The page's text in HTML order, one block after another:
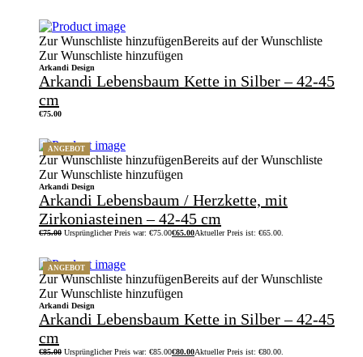
Zur Wunschliste hinzufügenBereits auf der Wunschliste
Zur Wunschliste hinzufügen
Arkandi Design
Arkandi Lebensbaum Kette in Silber – 42-45
cm
€75.00
ANGEBOT
Zur Wunschliste hinzufügenBereits auf der Wunschliste
Zur Wunschliste hinzufügen
Arkandi Design
Arkandi Lebensbaum / Herzkette, mit
Zirkoniasteinen – 42-45 cm
€75.00 Ursprünglicher Preis war: €75.00€65.00Aktueller Preis ist: €65.00.
ANGEBOT
Zur Wunschliste hinzufügenBereits auf der Wunschliste
Zur Wunschliste hinzufügen
Arkandi Design
Arkandi Lebensbaum Kette in Silber – 42-45
cm
€85.00 Ursprünglicher Preis war: €85.00€80.00Aktueller Preis ist: €80.00.